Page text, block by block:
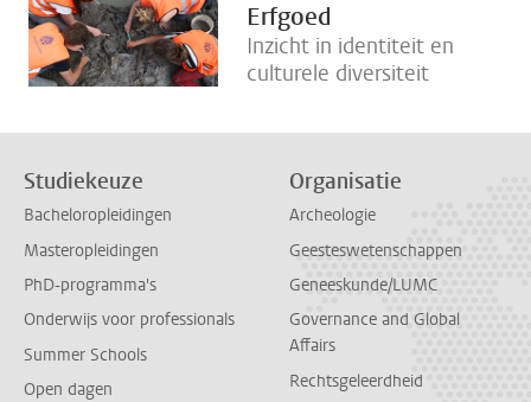
Erfgoed
Inzicht in identiteit en
culturele diversiteit
Studiekeuze
Bacheloropleidingen
Masteropleidingen
PhD-programma's
Onderwijs voor professionals
Summer Schools
Open dagen
Organisatie
Archeologie
Geesteswetenschappen
Geneeskunde/LUMC
Governance and Global
Affairs
Rechtsgeleerdheid